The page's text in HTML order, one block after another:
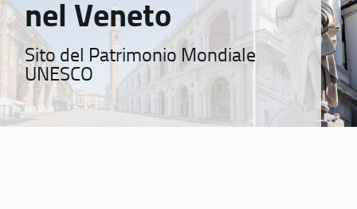
nel Veneto
Sito del Patrimonio Mondiale
UNESCO